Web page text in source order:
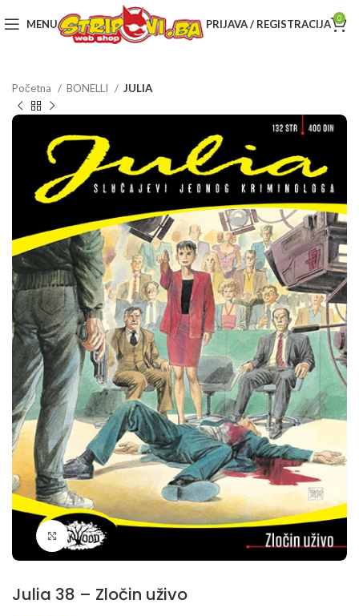
MENU PRIJAVA / REGISTRACIJA 0
Početna BONELLI JULIA
Klikni da povečaš
Julia 38 – Zločin uživo